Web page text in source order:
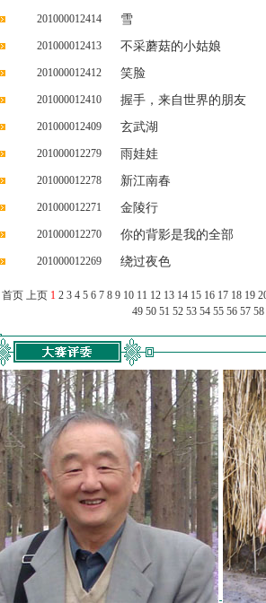
201000012414 雪
201000012413 不采蘑菇的小姑娘
201000012412 笑脸
201000012410 握手，来自世界的朋友
201000012409 玄武湖
201000012279 雨娃娃
201000012278 新江南春
201000012271 金陵行
201000012270 你的背影是我的全部
201000012269 绕过夜色
首页 上页 1 2 3 4 5 6 7 8 9 10 11 12 13 14 15 16 17 18 19
49 50 51 52 53 54 55 56 57 58